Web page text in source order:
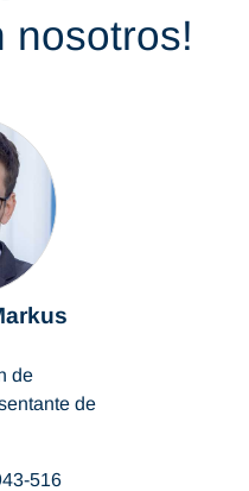
nosotros!
de
de
516